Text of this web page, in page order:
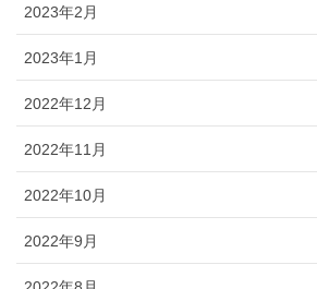
2023年2月
2023年1月
2022年12月
2022年11月
2022年10月
2022年9月